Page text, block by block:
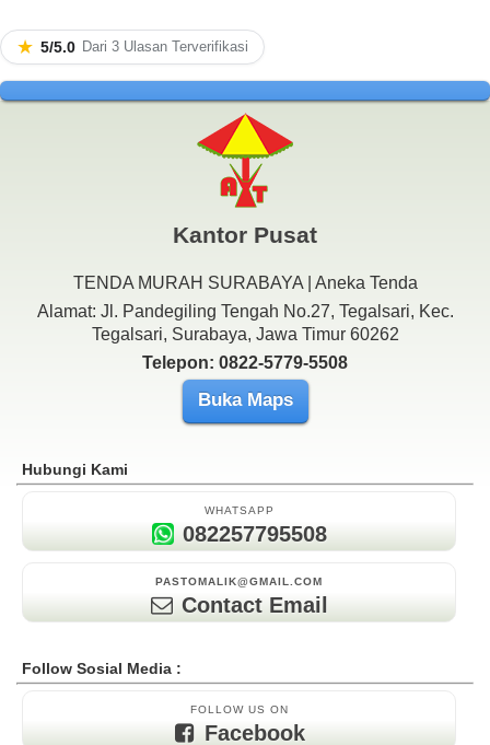
★ 5/5.0 Dari 3 Ulasan Terverifikasi
Kantor Pusat
TENDA MURAH SURABAYA | Aneka Tenda
Alamat: Jl. Pandegiling Tengah No.27, Tegalsari, Kec.
Tegalsari, Surabaya, Jawa Timur 60262
Telepon: 0822-5779-5508
Buka Maps
Hubungi Kami
WHATSAPP
082257795508
PASTOMALIK@GMAIL.COM
Contact Email
Follow Sosial Media :
FOLLOW US ON
Facebook